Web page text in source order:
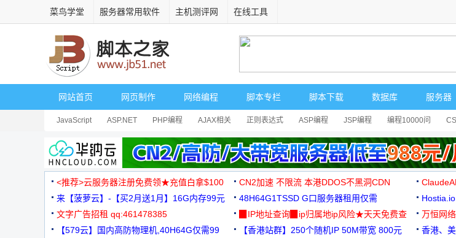
菜鸟学堂 服务器常用软件 主机测评网 在线工具
网站首页 网页制作 网络编程 脚本专栏 脚本下载 数据库 服务器
JavaScript ASP.NET PHP编程 AJAX相关 正则表达式 ASP编程 JSP编程 编程10000问
安全相关 网页播放器 其它综合 Dart
<推荐>云服务器注册免费领★充值白拿$100 CN2加速 不限流 本港DDOS不黑洞CDN
来【菠萝云】-【买2月送1月】16G内存99元
48H64G1TSSD G口服务器租用仅需
3000+可免费测试
文字广告招租 qq:461478385
▉IP地址查询▉ip归属地ip风险★天天免费查
万恒网
99元/月
【579云】国内高防物理机,40H64G仅需99
【香港站群】250个随机IP 50M带宽 800元 香港、